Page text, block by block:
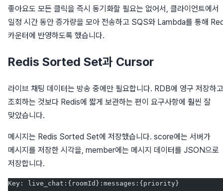
좋아요도 모든 클릭을 즉시 동기화할 필요는 없어서, 클라이언트에서
일정 시간 동안 증가량을 모아 전송하고 SQS와 Lambda를 통해
카운터에 반영하도록 했습니다.
Redis Sorted Set과 Cursor
라이브 채팅 데이터는 방송 중에만 필요합니다. RDB에 영구 저장하고
조회하는 것보다 Redis에 짧게 보관하는 편이 요구사항에 훨씬 잘
맞았습니다.
메시지는 Redis Sorted Set에 저장했습니다. score에는 서버가
메시지를 저장한 시각을, member에는 메시지 데이터를 JSON으로
저장합니다.
Key: live_chat:{roomId}:messages:{priority}